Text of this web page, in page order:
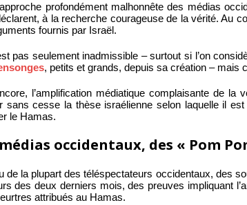
profondément malhonnête des médias
à la recherche courageuse de la vérité. Au
fournis par Israël.
pas seulement inadmissible – surtout si l’on
, petits et grands, depuis sa création – mais
l’amplification médiatique complaisante de la
sans cesse la thèse israélienne selon laquelle il
le Hamas.
occidentaux, des « Pom
de la plupart des téléspectateurs occidentaux, des
des deux derniers mois, des preuves impliquant
attribués au Hamas.